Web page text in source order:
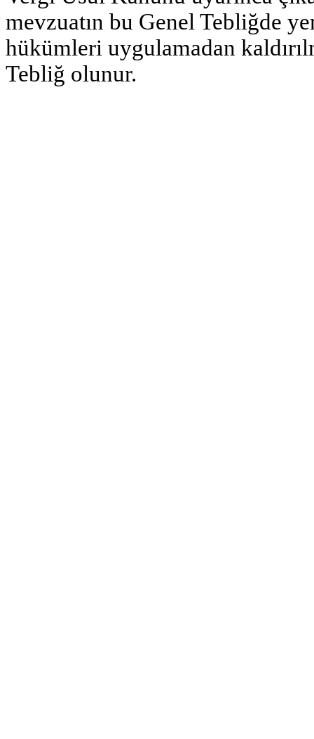
mevzuatın bu Genel Tebliğde
hükümleri uygulamadan
Tebliğ olunur.